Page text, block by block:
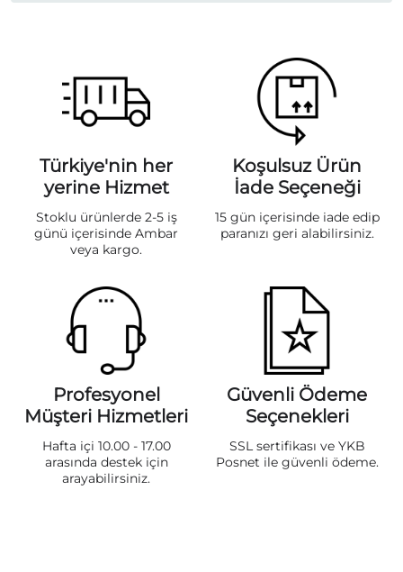
Türkiye'nin her
yerine Hizmet
Stoklu ürünlerde 2-5 iş
günü içerisinde Ambar
veya kargo.
Koşulsuz Ürün
İade Seçeneği
15 gün içerisinde iade edip
paranızı geri alabilirsiniz.
Profesyonel
Müşteri Hizmetleri
Hafta içi 10.00 - 17.00
arasında destek için
arayabilirsiniz.
Güvenli Ödeme
Seçenekleri
SSL sertifikası ve YKB
Posnet ile güvenli ödeme.